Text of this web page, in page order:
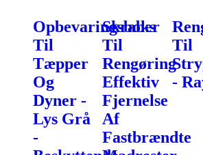
Opbevaringsboks
Til
Tæpper
Og
Dyner -
Lys Grå
-
Skraber
Til
Rengøring
Effektiv
Fjernelse
Af
Fastbrændte
Til
-